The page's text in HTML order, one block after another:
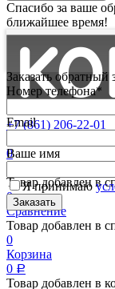
Спасибо за ваше
ближайшее время!
+7 (861) 206-22-01
0
Товар добавлен в
0
Сравнение
Товар добавлен в
0
Корзина
0 Р
Товар добавлен в
Заказать обратный
Номер телефона*
Email
Ваше имя
Я принимаю